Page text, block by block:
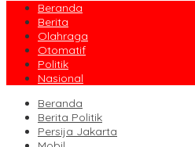
Beranda
Berita
Olahraga
Otomatif
Politik
Nasional
Beranda
Berita Politik
Persija Jakarta